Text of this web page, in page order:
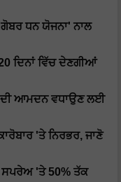
ਧਨ ਯੋਜਨਾ' ਨਾਲ
ਦਿਨਾਂ ਵਿੱਚ ਦੇਣਗੀਆਂ
ਦੀ ਆਮਦਨ ਵਧਾਉਣ ਲਈ
'ਤੇ ਨਿਰਭਰ, ਜਾਣੋ
'ਤੇ 50% ਤੱਕ